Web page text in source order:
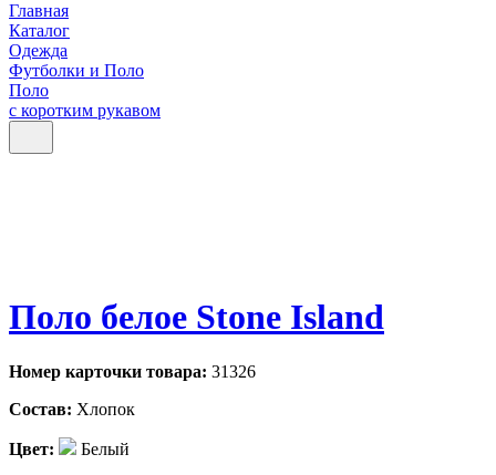
Главная
Каталог
Одежда
Футболки и Поло
Поло
с коротким рукавом
Поло белое Stone Island
Номер карточки товара: 31326
Состав: Хлопок
Цвет:
Белый